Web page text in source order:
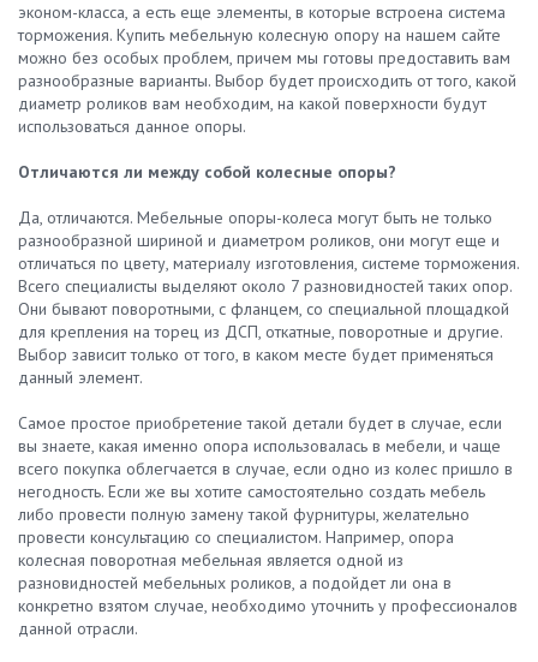
эконом-класса, а есть еще элементы, в которые встроена система
торможения. Купить мебельную колесную опору на нашем сайте
можно без особых проблем, причем мы готовы предоставить вам
разнообразные варианты. Выбор будет происходить от того, какой
диаметр роликов вам необходим, на какой поверхности будут
использоваться данное опоры.
Отличаются ли между собой колесные опоры?
Да, отличаются. Мебельные опоры-колеса могут быть не только
разнообразной шириной и диаметром роликов, они могут еще и
отличаться по цвету, материалу изготовления, системе торможения.
Всего специалисты выделяют около 7 разновидностей таких опор.
Они бывают поворотными, с фланцем, со специальной площадкой
для крепления на торец из ДСП, откатные, поворотные и другие.
Выбор зависит только от того, в каком месте будет применяться
данный элемент.
Самое простое приобретение такой детали будет в случае, если
вы знаете, какая именно опора использовалась в мебели, и чаще
всего покупка облегчается в случае, если одно из колес пришло в
негодность. Если же вы хотите самостоятельно создать мебель
либо провести полную замену такой фурнитуры, желательно
провести консультацию со специалистом. Например, опора
колесная поворотная мебельная является одной из
разновидностей мебельных роликов, а подойдет ли она в
конкретно взятом случае, необходимо уточнить у профессионалов
данной отрасли.